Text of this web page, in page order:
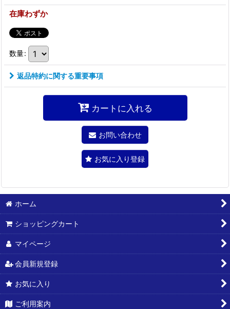
在庫わずか
数量:
返品特約に関する重要事項
カートに入れる
お問い合わせ
お気に入り登録
ホーム
ショッピングカート
マイページ
会員新規登録
お気に入り
ご利用案内